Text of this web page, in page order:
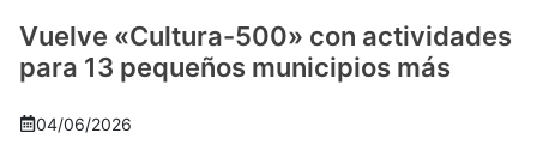
Vuelve «Cultura-500» con actividades
para 13 pequeños municipios más
04/06/2026